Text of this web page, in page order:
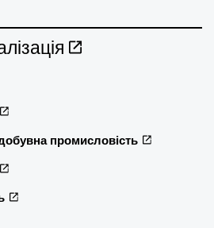
промисловість